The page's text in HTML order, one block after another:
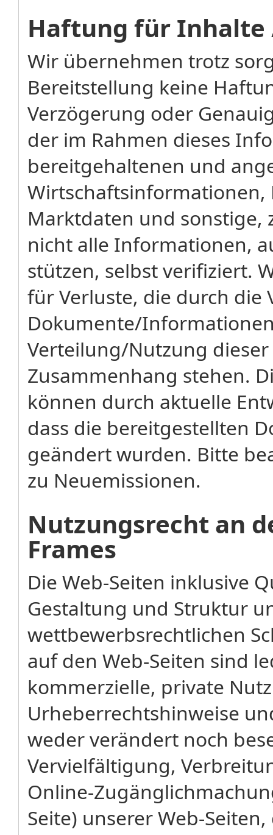
Haftung für
Wir übernehmen trotz
Bereitstellung keine
Verzögerung oder
der im Rahmen dieses
bereitgehaltenen und
Wirtschaftsinformationen,
Marktdaten und sonstige,
nicht alle Informationen,
stützen, selbst verifiziert.
für Verluste, die durch
Dokumente/
Verteilung/Nutzung
Zusammenhang stehen.
können durch aktuelle
dass die bereitgestellten
geändert wurden. Bitte
zu Neuemissionen.
Nutzungsrecht an
Frames
Die Web-Seiten inklusive
Gestaltung und Struktur
wettbewerbsrechtlichen
auf den Web-Seiten sind
kommerzielle, private
Urheberrechtshinweise
weder verändert noch
Vervielfältigung,
Online-
Seite) unserer Web-